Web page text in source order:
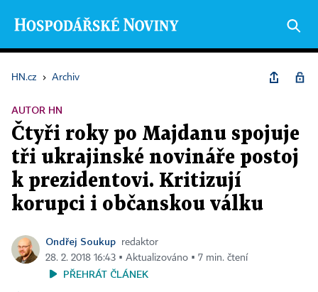
HN.cz › Archiv
AUTOR HN
Čtyři roky po Majdanu spojuje
tři ukrajinské novináře postoj
k prezidentovi. Kritizují
korupci i občanskou válku
Ondřej Soukup
redaktor
28. 2. 2018 16:43 ▪ Aktualizováno ▪ 7 min. čtení
PŘEHRÁT ČLÁNEK